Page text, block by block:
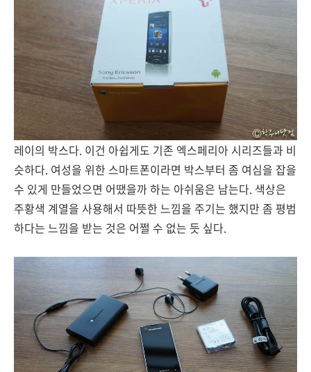
레이의 박스다. 이건 아쉽게도 기존 엑스페리아 시리즈들과 비
슷하다. 여성을 위한 스마트폰이라면 박스부터 좀 여심을 잡을
수 있게 만들었으면 어땠을까 하는 아쉬움은 남는다. 색상은
주황색 계열을 사용해서 따뜻한 느낌을 주기는 했지만 좀 평범
하다는 느낌을 받는 것은 어쩔 수 없는 듯 싶다.